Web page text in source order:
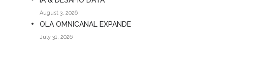
August 3, 2026
OLA OMNICANAL EXPANDE
July 31, 2026